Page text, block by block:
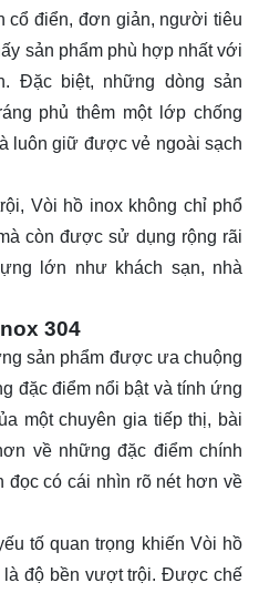
cổ điển, đơn giản, người tiêu
sản phẩm phù hợp nhất với
Đặc biệt, những dòng sản
phủ thêm một lớp chống
luôn giữ được vẻ ngoài sạch
Vòi hồ inox không chỉ phổ
còn được sử dụng rộng rãi
lớn như khách sạn, nhà
304
sản phẩm được ưa chuộng
đặc điểm nổi bật và tính ứng
một chuyên gia tiếp thị, bài
về những đặc điểm chính
đọc có cái nhìn rõ nét hơn về
tố quan trọng khiến Vòi hồ
là độ bền vượt trội. Được chế